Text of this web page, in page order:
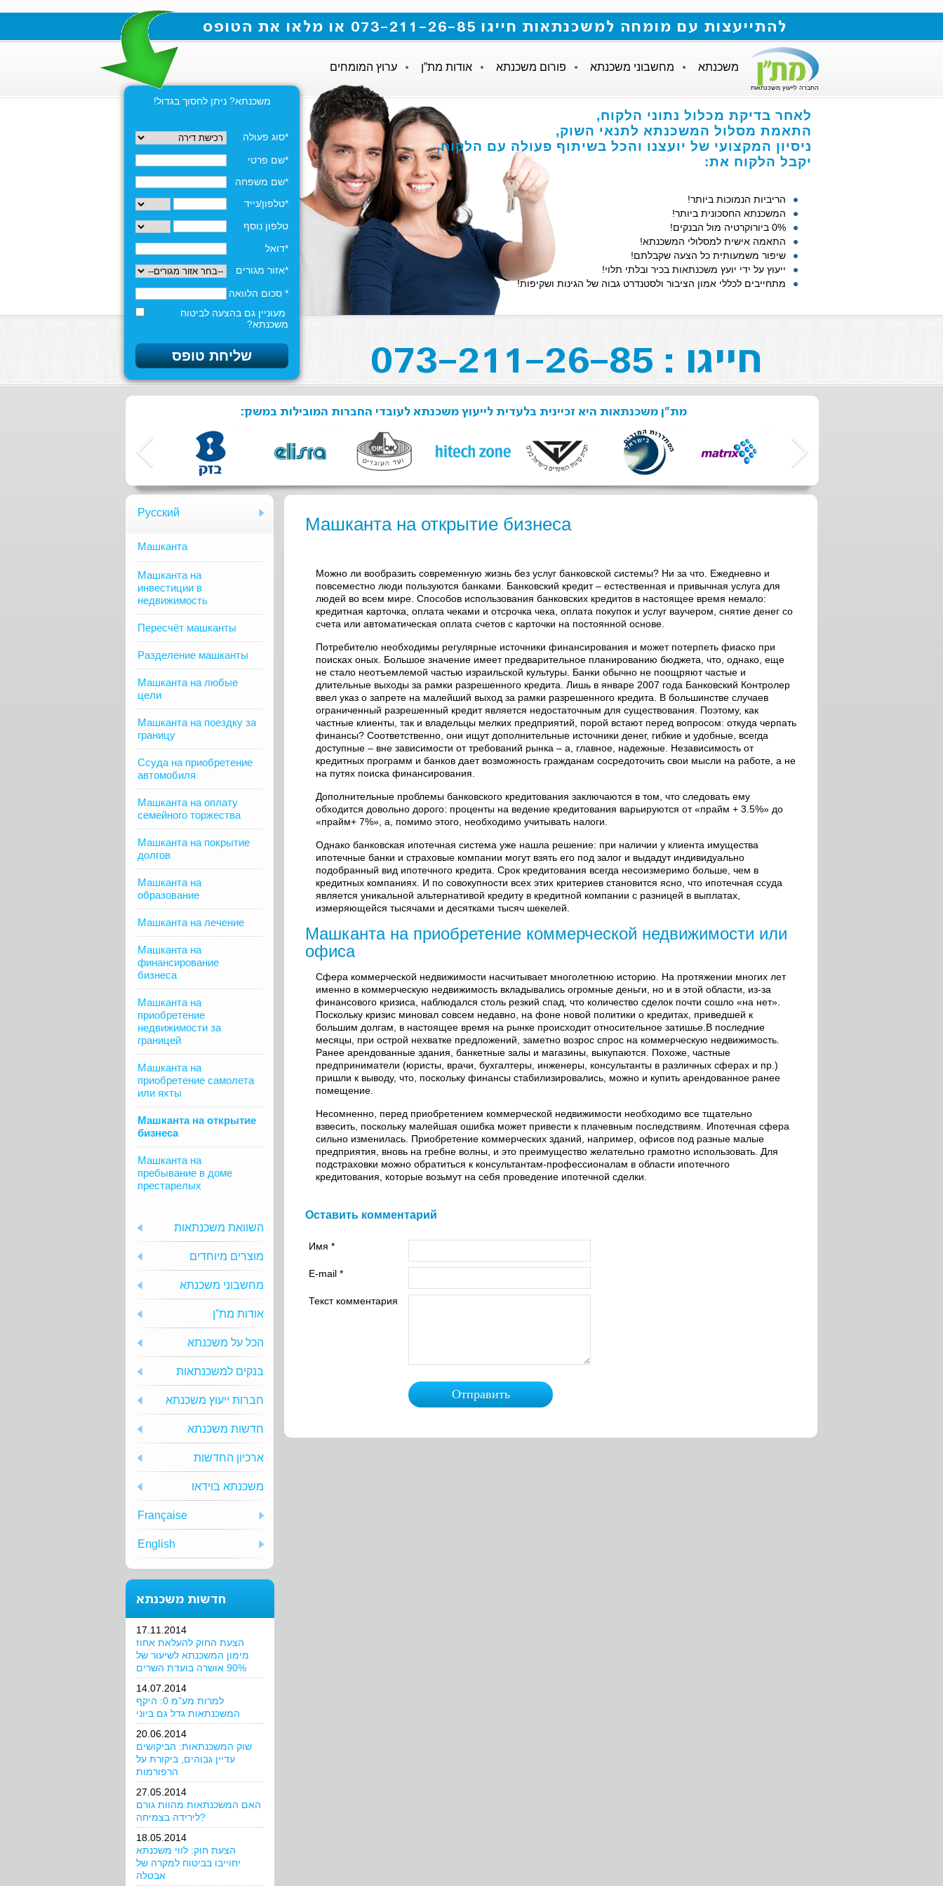
להתייעצות עם מומחה למשכנתאות חייגו 073-211-26-85 או מלאו את הטופס
החברה לייעוץ משכנתאות
משכנתא מחשבוני משכנתא פורום משכנתא אודות מת”ן ערוץ המומחים
משכנתא? ניתן לחסוך בגדול!
*סוג פעולה
*שם פרטי
*שם משפחה
*טלפון/נייד
טלפון נוסף
*דואל
*אזור מגורים
* סכום הלוואה
מעוניין גם בהצעה לביטוח
משכנתא?
לאחר בדיקת מכלול נתוני הלקוח,
התאמת מסלול המשכנתא לתנאי השוק,
ניסיון המקצועי של יועצנו והכל בשיתוף פעולה עם הלקוח,
יקבל הלקוח את:
הריביות הנמוכות ביותר!
המשכנתא החסכונית ביותר!
0% ביורוקרטיה מול הבנקים!
התאמה אישית למסלולי המשכנתא!
שיפור משמעותית כל הצעה שקבלתם!
ייעוץ על ידי יועץ משכנתאות בכיר ובלתי תלוי!
מתחייבים לכללי אמון הציבור ולסטנדרט גבוה של הגינות ושקיפות!
חייגו : 073-211-26-85
מת"ן משכנתאות היא זכיינית בלעדית לייעוץ משכנתא לעובדי החברות המובילות במשק:
Русский
Mашканта
Машканта на
инвестиции в
недвижимость
Пересчёт машканты
Разделение машканты
Машканта на любые
цели
Машканта на поездку за
границу
Ссуда на приобретение
автомобиля
Машканта на оплату
семейного торжества
Машканта на покрытие
долгов
Машканта на
образование
Машканта на лечение
Машканта на
финансирование
бизнеса
Машканта на
приобретение
недвижимости за
границей
Машканта на
приобретение самолета
или яхты
Машканта на открытие
бизнеса
Машканта на
пребывание в доме
престарелых
השוואת משכנתאות
מוצרים מיוחדים
מחשבוני משכנתא
אודות מת”ן
הכל על משכנתא
בנקים למשכנתאות
חברות ייעוץ משכנתא
חדשות משכנתא
ארכיון החדשות
משכנתא בוידאו
Française
English
חדשות משכנתא
17.11.2014
הצעת החוק להעלאת אחוז
מימון המשכנתא לשיעור של
90% אושרה בועדת השרים
14.07.2014
למרות מע”מ 0: היקף
המשכנתאות גדל גם ביוני
20.06.2014
שוק המשכנתאות: הביקושים
עדיין גבוהים, ביקורת על
הרפורמות
27.05.2014
האם המשכנתאות מהוות גורם
לירידה בצמיחה?
18.05.2014
הצעת חוק: לווי משכנתא
יחוייבו בביטוח למקרה של
אבטלה
Машканта на открытие бизнеса
Можно ли вообразить современную жизнь без услуг банковской системы? Ни за что. Ежедневно и
повсеместно люди пользуются банками. Банковский кредит – естественная и привычная услуга для
людей во всем мире. Способов использования банковских кредитов в настоящее время немало:
кредитная карточка, оплата чеками и отсрочка чека, оплата покупок и услуг ваучером, снятие денег со
счета или автоматическая оплата счетов с карточки на постоянной основе.
Потребителю необходимы регулярные источники финансирования и может потерпеть фиаско при
поисках оных. Большое значение имеет предварительное планированию бюджета, что, однако, еще
не стало неотъемлемой частью израильской культуры. Банки обычно не поощряют частые и
длительные выходы за рамки разрешенного кредита. Лишь в январе 2007 года Банковский Контролер
ввел указ о запрете на малейший выход за рамки разрешенного кредита. В большинстве случаев
ограниченный разрешенный кредит является недостаточным для существования. Поэтому, как
частные клиенты, так и владельцы мелких предприятий, порой встают перед вопросом: откуда черпать
финансы? Соответственно, они ищут дополнительные источники денег, гибкие и удобные, всегда
доступные – вне зависимости от требований рынка – а, главное, надежные. Независимость от
кредитных программ и банков дает возможность гражданам сосредоточить свои мысли на работе, а не
на путях поиска финансирования.
Дополнительные проблемы банковского кредитования заключаются в том, что следовать ему
обходится довольно дорого: проценты на ведение кредитования варьируются от «прайм + 3.5%» до
«прайм+ 7%», а, помимо этого, необходимо учитывать налоги.
Однако банковская ипотечная система уже нашла решение: при наличии у клиента имущества
ипотечные банки и страховые компании могут взять его под залог и выдадут индивидуально
подобранный вид ипотечного кредита. Срок кредитования всегда несоизмеримо больше, чем в
кредитных компаниях. И по совокупности всех этих критериев становится ясно, что ипотечная ссуда
является уникальной альтернативой кредиту в кредитной компании с разницей в выплатах,
измеряющейся тысячами и десятками тысяч шекелей.
Машканта на приобретение коммерческой недвижимости или
офиса
Сфера коммерческой недвижимости насчитывает многолетнюю историю. На протяжении многих лет
именно в коммерческую недвижимость вкладывались огромные деньги, но и в этой области, из-за
финансового кризиса, наблюдался столь резкий спад, что количество сделок почти сошло «на нет».
Поскольку кризис миновал совсем недавно, на фоне новой политики о кредитах, приведшей к
большим долгам, в настоящее время на рынке происходит относительное затишье.В последние
месяцы, при острой нехватке предложений, заметно возрос спрос на коммерческую недвижимость.
Ранее арендованные здания, банкетные залы и магазины, выкупаются. Похоже, частные
предприниматели (юристы, врачи, бухгалтеры, инженеры, консультанты в различных сферах и пр.)
пришли к выводу, что, поскольку финансы стабилизировались, можно и купить арендованное ранее
помещение.
Несомненно, перед приобретением коммерческой недвижимости необходимо все тщательно
взвесить, поскольку малейшая ошибка может привести к плачевным последствиям. Ипотечная сфера
сильно изменилась. Приобретение коммерческих зданий, например, офисов под разные малые
предприятия, вновь на гребне волны, и это преимущество желательно грамотно использовать. Для
подстраховки можно обратиться к консультантам-профессионалам в области ипотечного
кредитования, которые возьмут на себя проведение ипотечной сделки.
Оставить комментарий
Имя *
E-mail *
Текст комментария